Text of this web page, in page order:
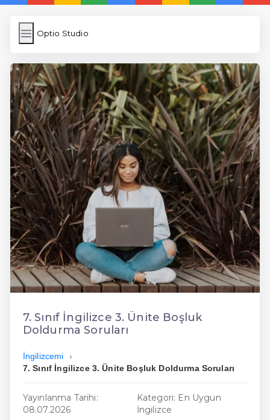
Optio Studio
Optio Studio
Subir Imagen
Wordpress Cache
Anasayfa
5 Günde İngilizce
İngilizce
Dil Eğitimi
En Hızlı İngilizce
En Kolay İngilizce
En Ucuz İngilizce
En Uygun İngilizce
7. Sınıf İngilizce 3. Ünite Boşluk
Doldurma Soruları
İngilizcemi
7. Sınıf İngilizce 3. Ünite Boşluk Doldurma Soruları
Yayınlanma Tarihi:
08.07.2026
Kategori: En Uygun
İngilizce